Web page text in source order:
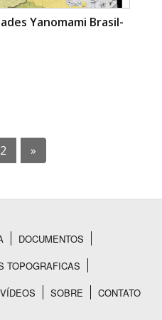
Yanomami Brasil-
2 »
DOCUMENTOS
TOPOGRAFICAS
VÍDEOS SOBRE CONTATO